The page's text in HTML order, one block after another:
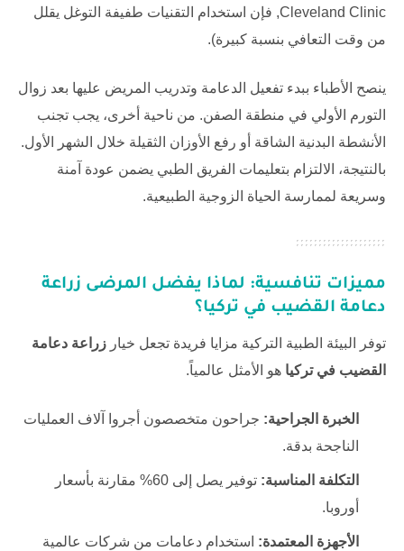
Cleveland Clinic, فإن استخدام التقنيات طفيفة التوغل يقلل
من وقت التعافي بنسبة كبيرة).
ينصح الأطباء ببدء تفعيل الدعامة وتدريب المريض عليها بعد زوال
التورم الأولي في منطقة الصفن. من ناحية أخرى، يجب تجنب
الأنشطة البدنية الشاقة أو رفع الأوزان الثقيلة خلال الشهر الأول.
بالنتيجة، الالتزام بتعليمات الفريق الطبي يضمن عودة آمنة
وسريعة لممارسة الحياة الزوجية الطبيعية.
مميزات تنافسية: لماذا يفضل المرضى زراعة
دعامة القضيب في تركيا؟
توفر البيئة الطبية التركية مزايا فريدة تجعل خيار زراعة دعامة
القضيب في تركيا هو الأمثل عالمياً.
الخبرة الجراحية: جراحون متخصصون أجروا آلاف العمليات
الناجحة بدقة.
التكلفة المناسبة:
توفير يصل إلى 60% مقارنة بأسعار
أوروبا.
الأجهزة المعتمدة: استخدام دعامات من شركات عالمية